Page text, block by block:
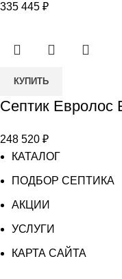
БИО
335 445 ₽
Количество
Септик
БИО
12
+
КУПИТЬ
Септик Евролос
248 520 ₽
КАТАЛОГ
ПОДБОР СЕПТИКА
АКЦИИ
УСЛУГИ
КАРТА САЙТА